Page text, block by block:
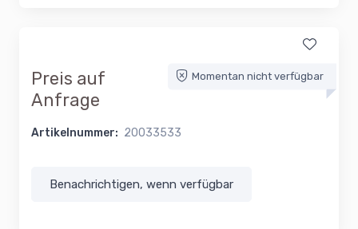
Momentan nicht verfügbar
Preis auf
Anfrage
Artikelnummer: 20033533
Benachrichtigen, wenn verfügbar